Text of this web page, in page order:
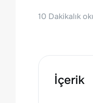
10 Dakikalık
İçerik